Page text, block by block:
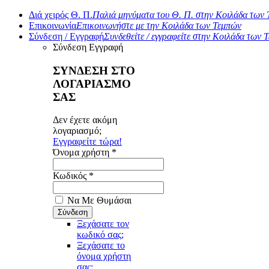
Διά χειρός Θ. Π.Παλιά μηνύματα του Θ. Π. στην Κοιλάδα των
ΕπικοινωνίαΕπικοινωνήστε με την Κοιλάδα των Τεμπών
Σύνδεση / ΕγγραφήΣυνδεθείτε / εγγραφείτε στην Κοιλάδα των
Σύνδεση Εγγραφή
ΣΥΝΔΕΣΗ ΣΤΟ
ΛΟΓΑΡΙΑΣΜΟ
ΣΑΣ
Δεν έχετε ακόμη
λογαριασμό;
Εγγραφείτε τώρα!
Όνομα χρήστη *
Κωδικός *
Να Με Θυμάσαι
Ξεχάσατε τον
κωδικό σας;
Ξεχάσατε το
όνομα χρήστη